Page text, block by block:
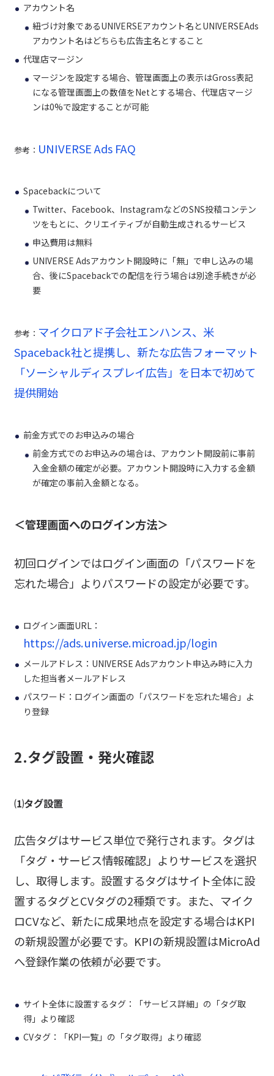
アカウント名
紐づけ対象であるUNIVERSEアカウント名とUNIVERSEAds
アカウント名はどちらも広告主名とすること
代理店マージン
マージンを設定する場合、管理画面上の表示はGross表記
になる管理画面上の数値をNetとする場合、代理店マージ
ンは0%で設定することが可能
参考： UNIVERSE Ads FAQ
Spacebackについて
Twitter、Facebook、InstagramなどのSNS投稿コンテン
ツをもとに、クリエイティブが自動生成されるサービス
申込費用は無料
UNIVERSE Adsアカウント開設時に「無」で申し込みの場
合、後にSpacebackでの配信を行う場合は別途手続きが必
要
参考： マイクロアド子会社エンハンス、米
Spaceback社と提携し、新たな広告フォーマット
「ソーシャルディスプレイ広告」を日本で初めて
提供開始
前金方式でのお申込みの場合
前金方式でのお申込みの場合は、アカウント開設前に事前
入金金額の確定が必要。アカウント開設時に入力する金額
が確定の事前入金額となる。
＜管理画面へのログイン方法＞
初回ログインではログイン画面の「パスワードを
忘れた場合」よりパスワードの設定が必要です。
ログイン画面URL：
https://ads.universe.microad.jp/login
メールアドレス：UNIVERSE Adsアカウント申込み時に入力
した担当者メールアドレス
パスワード：ログイン画面の「パスワードを忘れた場合」よ
り登録
2.タグ設置・発火確認
⑴タグ設置
広告タグはサービス単位で発行されます。タグは
「タグ・サービス情報確認」よりサービスを選択
し、取得します。設置するタグはサイト全体に設
置するタグとCVタグの2種類です。また、マイク
ロCVなど、新たに成果地点を設定する場合はKPI
の新規設置が必要です。KPIの新規設置はMicroAd
へ登録作業の依頼が必要です。
サイト全体に設置するタグ：「サービス詳細」の「タグ取
得」より確認
CVタグ：「KPI一覧」の「タグ取得」より確認